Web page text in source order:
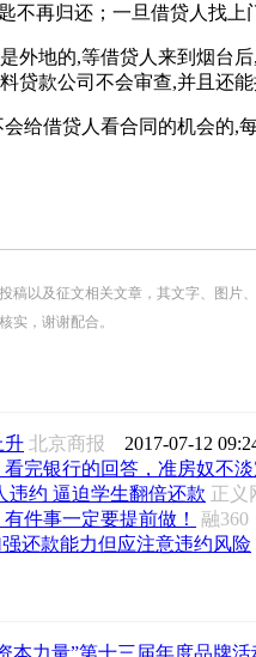
不再归还；一旦借贷人找
地的,等借贷人来到烟台后
贷款公司不会审查,并且还能
借贷人看合同的机会的,每
稿以及征文相关文章，其文字、图片
实，谢谢配合。
升 北京商报 2017-07-12
完银行的回答，准房奴不淡
违约 逼迫学生翻倍还款 正
件事一定要提前做！
融
还款能力但应注意违约风险
力量”第十三届年度品牌活